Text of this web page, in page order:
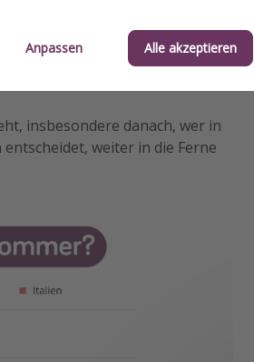
spontan Reisende gilt: Bei uns
insbesondere danach, wer in
weiter in die Ferne
Anpassen Alle akzeptieren